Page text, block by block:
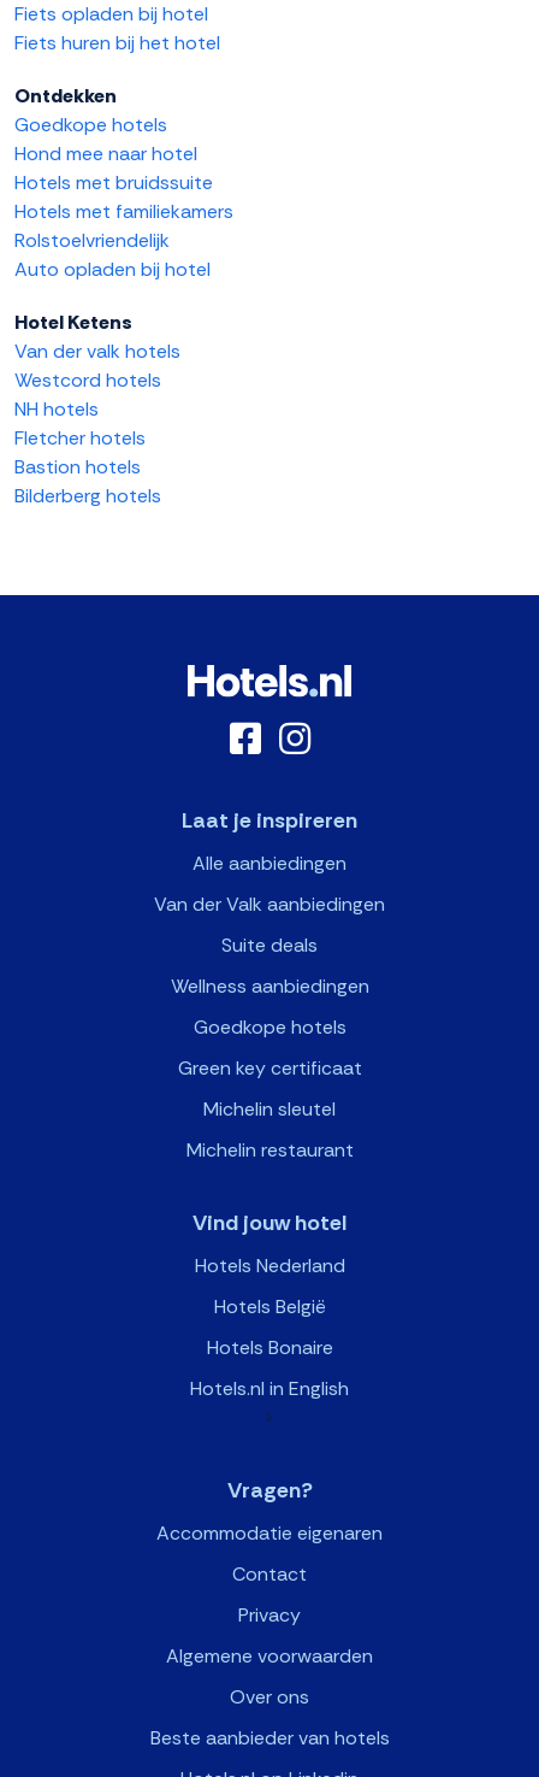
Fiets opladen bij hotel
Fiets huren bij het hotel
Ontdekken
Goedkope hotels
Hond mee naar hotel
Hotels met bruidssuite
Hotels met familiekamers
Rolstoelvriendelijk
Auto opladen bij hotel
Hotel Ketens
Van der valk hotels
Westcord hotels
NH hotels
Fletcher hotels
Bastion hotels
Bilderberg hotels
Laat je inspireren
Alle aanbiedingen
Van der Valk aanbiedingen
Suite deals
Wellness aanbiedingen
Goedkope hotels
Green key certificaat
Michelin sleutel
Michelin restaurant
Vind jouw hotel
Hotels Nederland
Hotels België
Hotels Bonaire
Hotels.nl in English
>
Vragen?
Accommodatie eigenaren
Contact
Privacy
Algemene voorwaarden
Over ons
Beste aanbieder van hotels